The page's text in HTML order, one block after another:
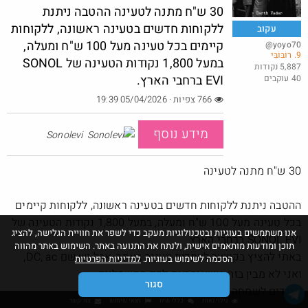
מברגה 20V DEKO
$6.3
אנו משתמשים בעוגיות ובטכנולוגיות מעקב כדי לשפר את חוויית הגלישה, להציג
תוכן ומודעות מותאמים אישית, ולנתח את התנועה באתר. השימוש באתר מהווה
הסכמה לשימוש בעוגיות. למדיניות הפרטיות
סגור
עקוב
@yoyo70
9. רוֹבּוֹבִּי
5,887 נקודות
40 עוקבים
30 ש"ח מתנה לטעינה ההטבה ניתנת
ללקוחות חדשים בטעינה ראשונה, ללקוחות
קיימים בכל טעינה מעל 100 ש"ח ומעלה,
במעל 1,800 נקודות הטעינה של SONOL
EVI ברחבי הארץ.
מידע נוסף Sonolevi
30 ש"ח מתנה לטעינה
ההטבה ניתנת ללקוחות חדשים בטעינה ראשונה, ללקוחות קיימים
בכל טעינה מעל 100 ש"ח ומעלה, במעל 1,800 נקודות הטעינה של
SONOL EVI ברחבי הארץ.
באתי להציץ בקישור לעמדות טעינה באתר, אבל יש שם DC, ac,
ואני לא מבין בזה, אשאיר זאת לכם החשמליים
מועדים לשמחה